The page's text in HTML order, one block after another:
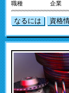
職種 企業
なるには 資格